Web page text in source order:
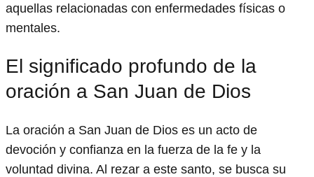
aquellas relacionadas con enfermedades físicas o
mentales.
El significado profundo de la
oración a San Juan de Dios
La oración a San Juan de Dios es un acto de
devoción y confianza en la fuerza de la fe y la
voluntad divina. Al rezar a este santo, se busca su